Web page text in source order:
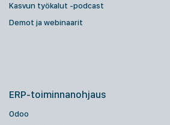
Kasvun työkalut -podcast
Demot ja webinaarit
ERP-toiminnanohjaus
Odoo